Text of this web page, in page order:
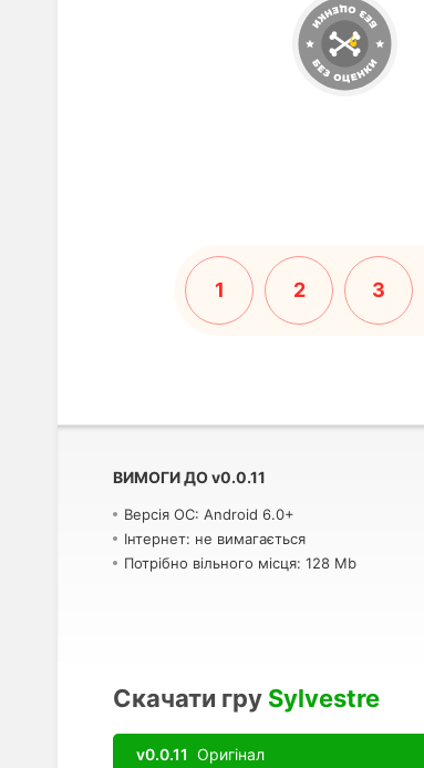
1 2 3
ВИМОГИ ДОv0.0.11
Версія ОС: Android 6.0+
Інтернет: не вимагається
Потрібно вільного місця: 128 Mb
Скачати гру Sylvestre
v0.0.11 Оригінал